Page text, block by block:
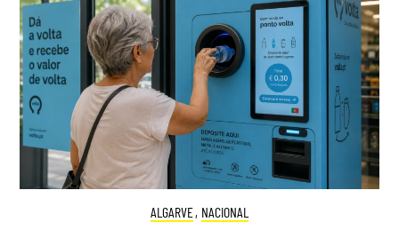
ALGARVE, NACIONAL